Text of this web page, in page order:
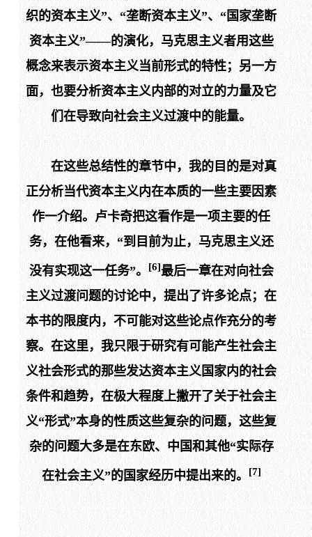
织的资本主义”、“垄断资本主义”、“国家垄断
资本主义”——的演化，马克思主义者用这些
概念来表示资本主义当前形式的特性；另一方
面，也要分析资本主义内部的对立的力量及它
们在导致向社会主义过渡中的能量。
在这些总结性的章节中，我的目的是对真
正分析当代资本主义内在本质的一些主要因素
作一介绍。卢卡奇把这看作是一项主要的任
务，在他看来，“到目前为止，马克思主义还
没有实现这一任务”。 [6]最后一章在对向社会
主义过渡问题的讨论中，提出了许多论点；在
本书的限度内，不可能对这些论点作充分的考
察。在这里，我只限于研究有可能产生社会主
义社会形式的那些发达资本主义国家内的社会
条件和趋势，在极大程度上撇开了关于社会主
义“形式”本身的性质这些复杂的问题，这些复
杂的问题大多是在东欧、中国和其他“实际存
在社会主义”的国家经历中提出来的。 [7]